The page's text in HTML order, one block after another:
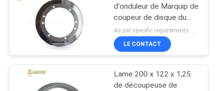
Coupeur de bouclier
d'onduleur de Marquip de
coupeur de disque du
carbure 260 x 168,3 x 1,1
cimenté coupant le
papier
As per specific requirements MOQ:5PCS
LE CONTACT
Lame 200 x 122 x 1,25
de découpeuse de